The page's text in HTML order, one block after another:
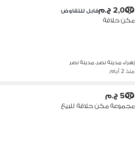
2,000 ج.م قابل للتفاوض
مكن حلاقة
زهراء مدينة نصر، مدينة نصر
منذ 2 أيام
500 ج.م
مجموعة مكن حلاقة للبيع